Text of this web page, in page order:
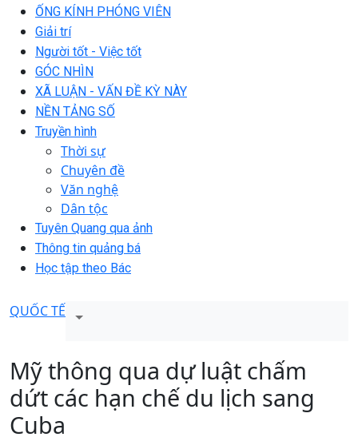
ỐNG KÍNH PHÓNG VIÊN
Giải trí
Người tốt - Việc tốt
GÓC NHÌN
XÃ LUẬN - VẤN ĐỀ KỲ NÀY
NỀN TẢNG SỐ
Truyền hình
Thời sự
Chuyên đề
Văn nghệ
Dân tộc
Tuyên Quang qua ảnh
Thông tin quảng bá
Học tập theo Bác
QUỐC TẾ
Mỹ thông qua dự luật chấm
dứt các hạn chế du lịch sang
Cuba